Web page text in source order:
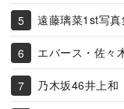
遠藤璃菜1st写
エバース・佐々
乃木坂46井上和